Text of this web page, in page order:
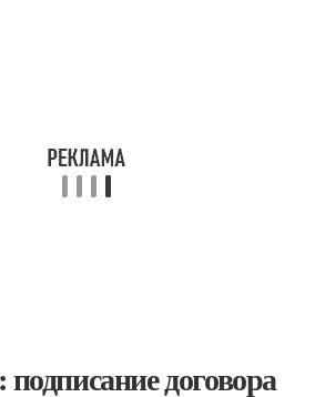
договора